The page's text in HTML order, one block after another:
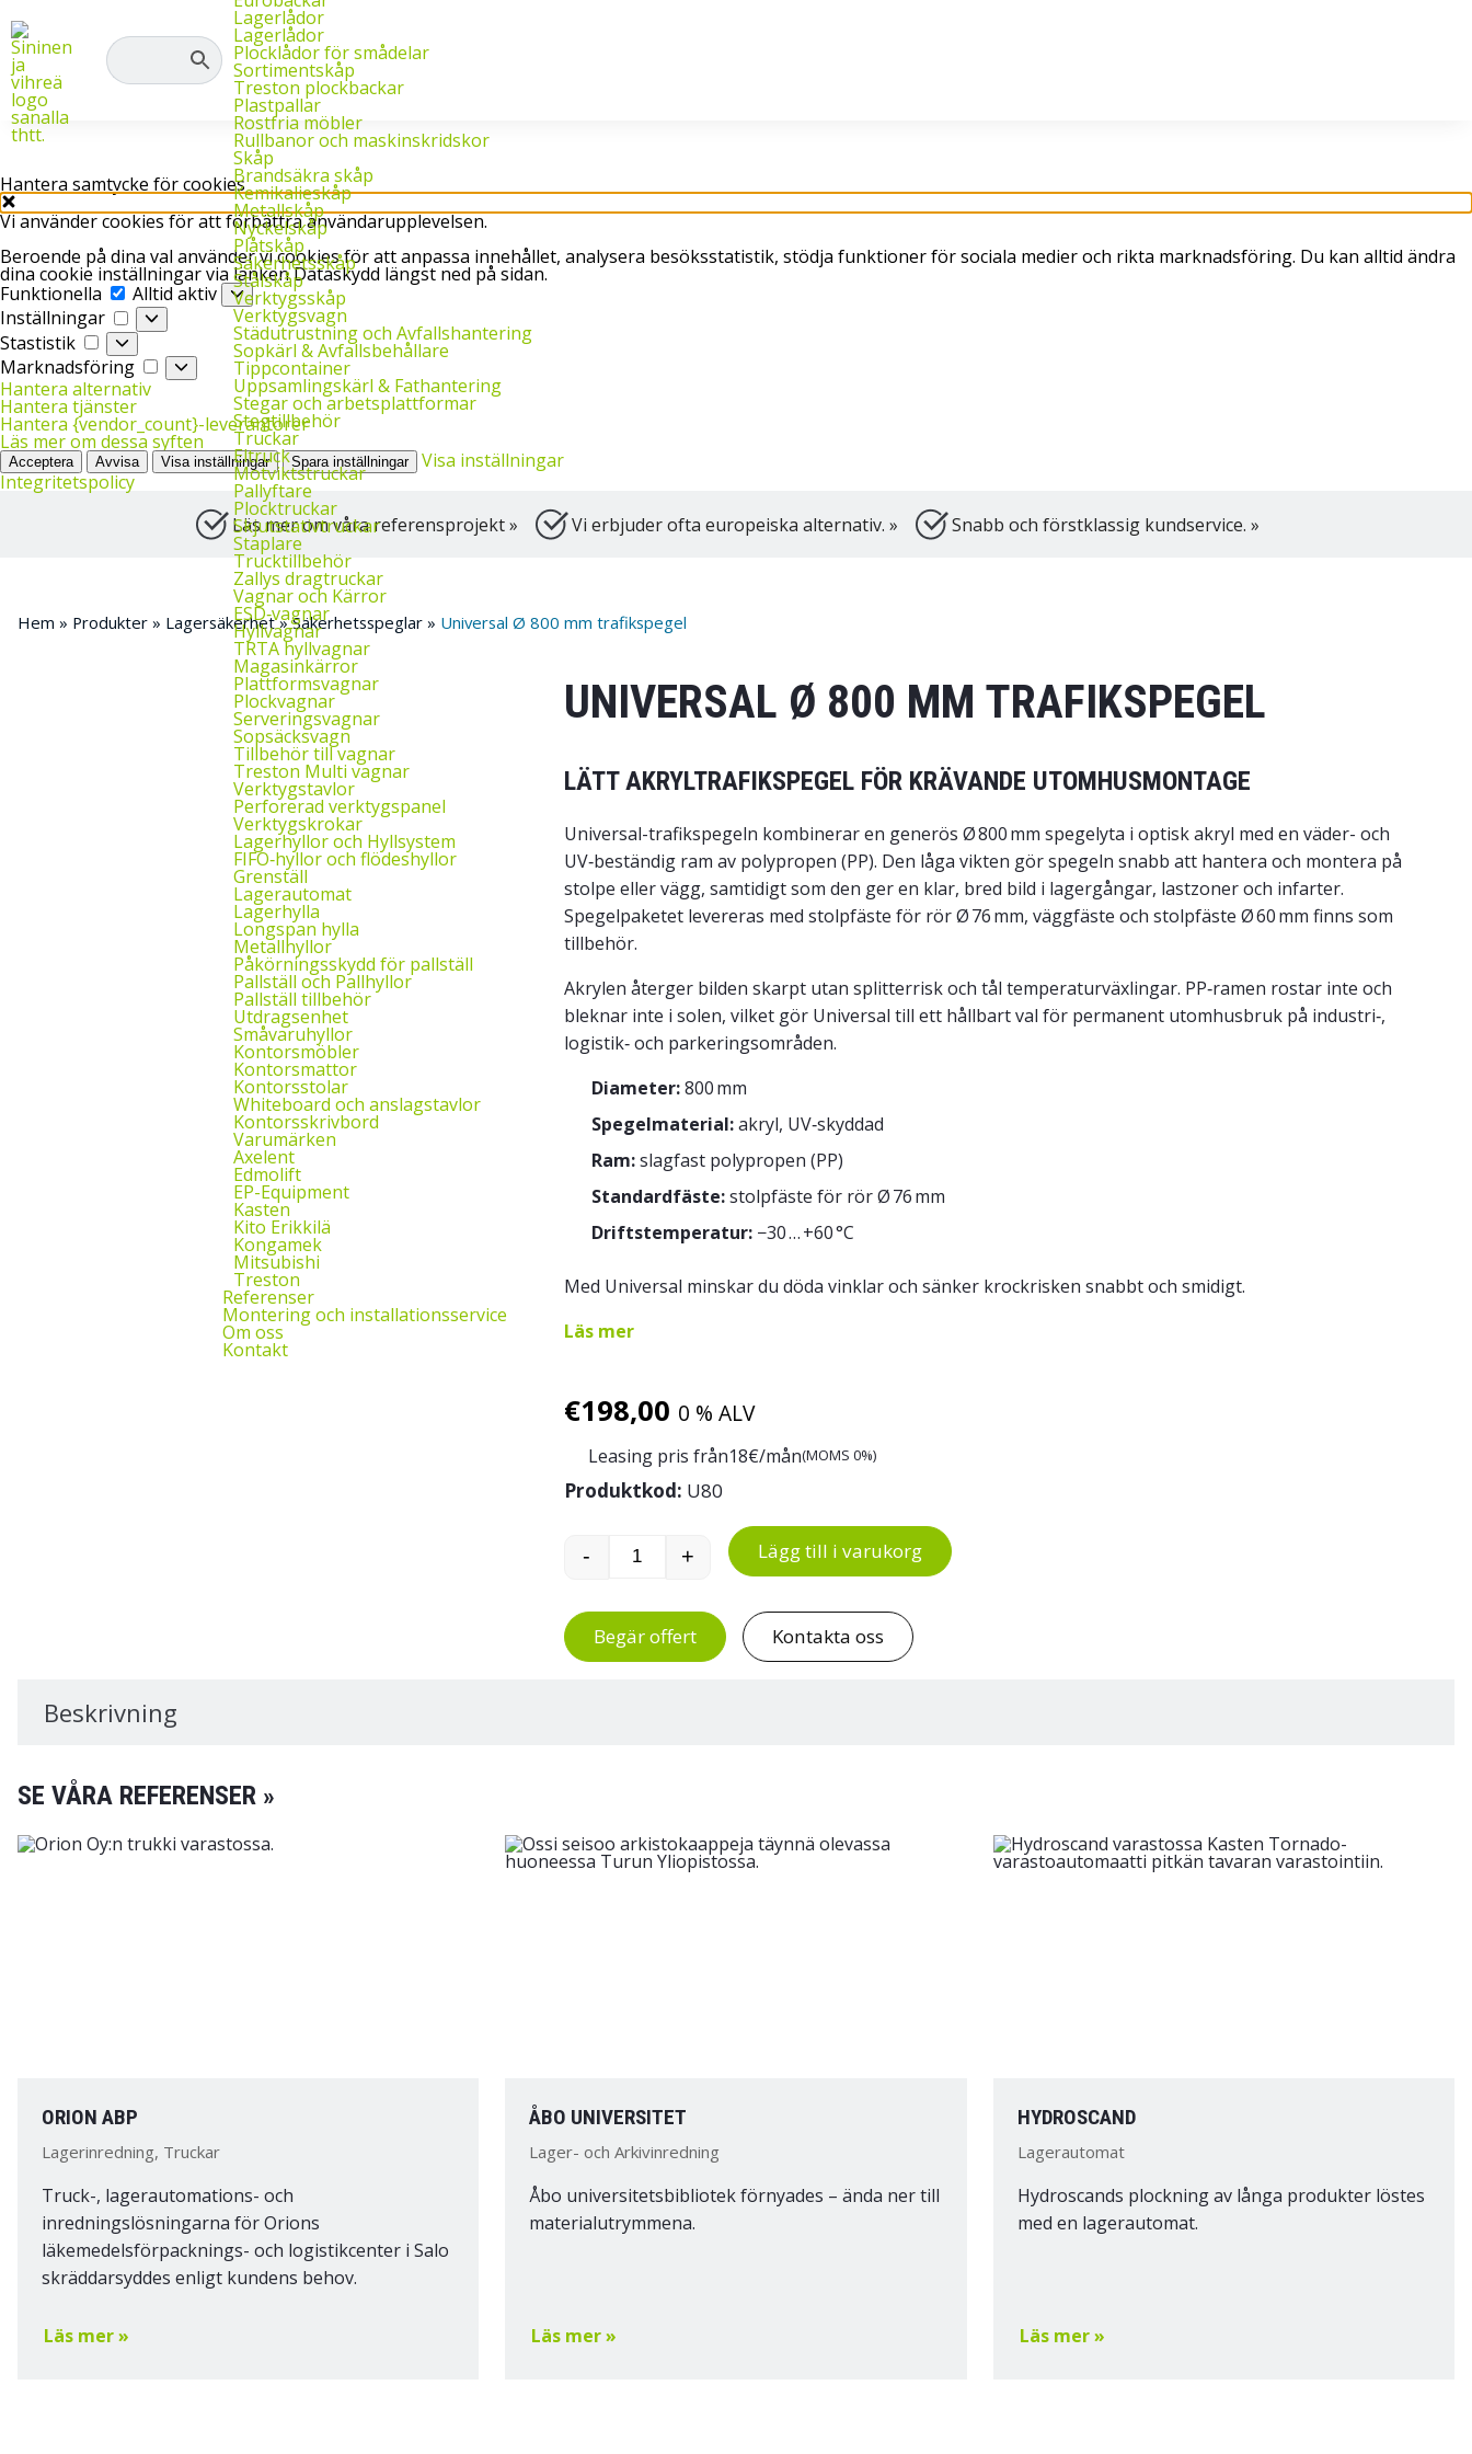
Hantera samtycke för cookies
Vi använder cookies för att förbättra användarupplevelsen.
Beroende på dina val använder vi cookies för att anpassa innehållet, analysera besöksstatistik, stödja funktioner för sociala medier och rikta marknadsföring. Du kan alltid ändra
dina cookie inställningar via länken Dataskydd längst ned på sidan.
Funktionella
Funktionella
Alltid aktiv
Inställningar
Inställningar
Stastistik
Stastistik
Marknadsföring
Marknadsföring
Hantera alternativ
Hantera tjänster
Hantera {vendor_count}-leverantörer
Läs mer om dessa syften
Acceptera Avvisa Visa inställningar Spara inställningar
Visa inställningar
Integritetspolicy
Lagerlådor
Lagerlådor
Plocklådor för smådelar
Sortimentskåp
Treston plockbackar
Plastpallar
Rostfria möbler
Rullbanor och maskinskridskor
Skåp
Brandsäkra skåp
Kemikalieskåp
Metallskåp
Nyckelskåp
Plåtskåp
Säkerhetsskåp
Stålskåp
Verktygsskåp
Verktygsvagn
Städutrustning och Avfallshantering
Sopkärl & Avfallsbehållare
Tippcontainer
Uppsamlingskärl & Fathantering
Stegar och arbetsplattformar
Stegtillbehör
Truckar
Eltruck
Motviktstruckar
Pallyftare
Plocktruckar
Skjutstativtruckar
Staplare
Trucktillbehör
Zallys dragtruckar
Vagnar och Kärror
ESD‑vagnar
Hyllvagnar
TRTA hyllvagnar
Magasinkärror
Plattformsvagnar
Plockvagnar
Serveringsvagnar
Sopsäcksvagn
Tillbehör till vagnar
Treston Multi vagnar
Verktygstavlor
Perforerad verktygspanel
Verktygskrokar
Lagerhyllor och Hyllsystem
FIFO‑hyllor och flödeshyllor
Grenställ
Lagerautomat
Lagerhylla
Longspan hylla
Metallhyllor
Påkörningsskydd för pallställ
Pallställ och Pallhyllor
Pallställ tillbehör
Utdragsenhet
Småvaruhyllor
Kontorsmöbler
Kontorsmattor
Kontorsstolar
Whiteboard och anslagstavlor
Kontorsskrivbord
Varumärken
Axelent
Edmolift
EP-Equipment
Kasten
Kito Erikkilä
Kongamek
Mitsubishi
Treston
Referenser
Montering och installationsservice
Om oss
Kontakt
Läs mer om våra referensprojekt » Vi erbjuder ofta europeiska alternativ. » Snabb och förstklassig kundservice. »
Hem » Produkter » Lagersäkerhet»Säkerhetsspeglar » Universal Ø 800 mm trafikspegel
UNIVERSAL Ø 800 MM TRAFIKSPEGEL
LÄTT AKRYLTRAFIKSPEGEL FÖR KRÄVANDE UTOMHUSMONTAGE
Universal-trafikspegeln kombinerar en generös Ø 800 mm spegelyta i optisk akryl med en väder- och
UV‑beständig ram av polypropen (PP). Den låga vikten gör spegeln snabb att hantera och montera på
stolpe eller vägg, samtidigt som den ger en klar, bred bild i lagergångar, lastzoner och infarter.
Spegelpaketet levereras med stolpfäste för rör Ø 76 mm, väggfäste och stolpfäste Ø 60 mm finns som
tillbehör.
Akrylen återger bilden skarpt utan splitterrisk och tål temperaturväxlingar. PP‑ramen rostar inte och
bleknar inte i solen, vilket gör Universal till ett hållbart val för permanent utomhusbruk på industri‑,
logistik‑ och parkeringsområden.
Diameter:800 mm
Spegelmaterial:akryl, UV‑skyddad
Ram:slagfast polypropen (PP)
Standardfäste:stolpfäste för rör Ø 76 mm
Driftstemperatur: −30 … +60 °C
Med Universal minskar du döda vinklar och sänker krockrisken snabbt och smidigt.
Läs mer
€198,00 0 % ALV
Leasing pris från18€/mån(MOMS 0%)
Produktkod: U80
Universal Ø 800 mm trafikspegel mängd
- + Lägg till i varukorg
Begär offert Kontakta oss
Beskrivning
SE VÅRA REFERENSER »
ORION ABP
Lagerinredning, Truckar
Truck-, lagerautomations- och
inredningslösningarna för Orions
läkemedelsförpacknings- och logistikcenter i Salo
skräddarsyddes enligt kundens behov.
Läs mer »
ÅBO UNIVERSITET
Lager- och Arkivinredning
Åbo universitetsbibliotek förnyades – ända ner till
materialutrymmena.
Läs mer »
HYDROSCAND
Lagerautomat
Hydroscands plockning av långa produkter löstes
med en lagerautomat.
Läs mer »